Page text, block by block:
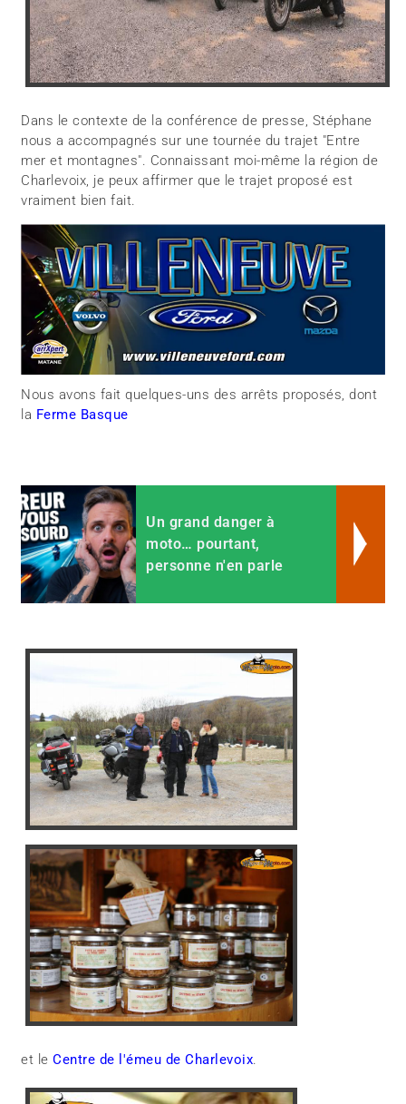
Dans le contexte de la conférence de presse, Stéphane
nous a accompagnés sur une tournée du trajet "Entre
mer et montagnes". Connaissant moi-même la région de
Charlevoix, je peux affirmer que le trajet proposé est
vraiment bien fait.
Nous avons fait quelques-uns des arrêts proposés, dont
la Ferme Basque
Un grand danger à
moto… pourtant,
personne n'en parle
et leCentre de l'émeu de Charlevoix.